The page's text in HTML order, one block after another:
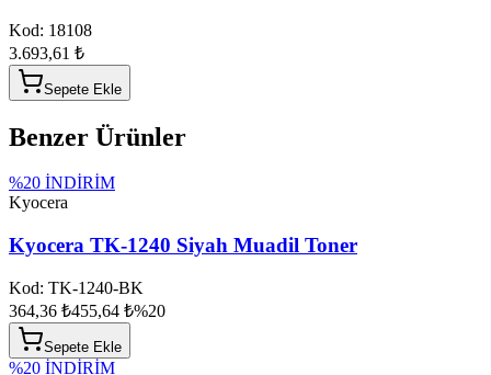
Kod: 18108
3.693,61 ₺
Sepete Ekle
Benzer Ürünler
%20 İNDİRİM
Kyocera
Kyocera TK-1240 Siyah Muadil Toner
Kod: TK-1240-BK
364,36 ₺455,64 ₺%20
Sepete Ekle
%20 İNDİRİM